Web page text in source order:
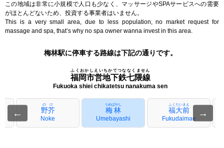
この地域は非常に小規模で人口も少なく、マッサージやSPAサービスへの需要
がほとんどないため、投資する事業者はいません。
This is a very small area, due to less population, no market request for
massage and spa, that’s why no spa owner wanna invest in this area.
梅林駅に停車する路線は下記の通りです。
福岡市営地下鉄七隈線
ふくおかしえいちかてつななくません
Fukuoka shiei chikatetsu nanakuma sen
← 野芥
のけ
Noke
梅林
うめばやし
Umebayashi
福大前
ふくだいまえ
Fukudaimae
→